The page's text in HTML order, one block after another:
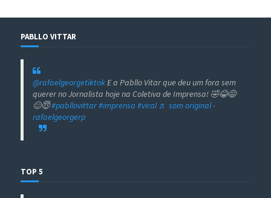
PABLLO VITTAR
@rafaelgeorgetiktokE a Pabllo Vitar que deu um fora sem
querer no Jornalista hoje na Coletiva de Imprensa! 🤣😂😅
😊😇#pabllovittar#imprensa #viral ♬ som original -
rafaelgeorgerp
TOP 5